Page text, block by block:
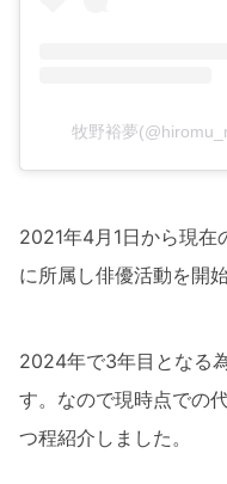
牧野裕夢
2021年4月1日から現在
に所属し俳優活動を開始
2024年で3年目となる
す。なので現時点での
つ程紹介しました。